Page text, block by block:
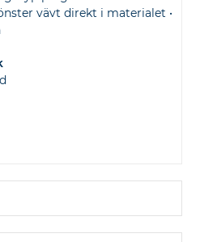
vävt direkt i materialet •